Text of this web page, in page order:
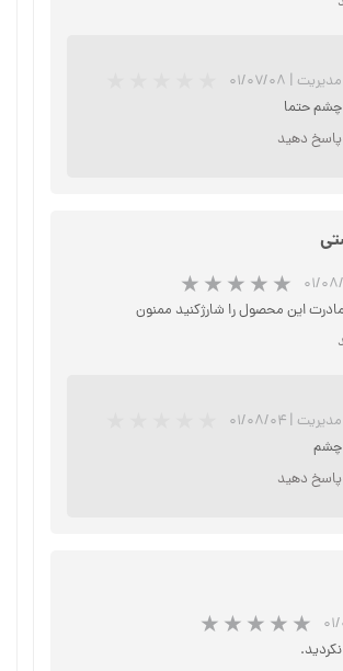
★
مدیریت | ۰۱/۰۷/۰۸
چشم حتما
پاسخ دهید
۰۴
این محصول را شارژکنید ممنون
مدیریت | ۰۱/۰۸/۰۴
چشم
پاسخ دهید
۱۱